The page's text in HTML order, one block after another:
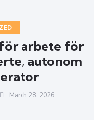
arbete för
autonom
March 28, 2026